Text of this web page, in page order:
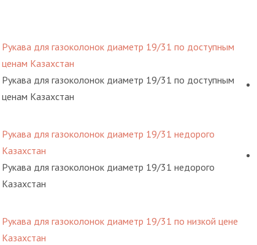
Рукава для газоколонок диаметр 19/31 по доступным
ценам Казахстан
Рукава для газоколонок диаметр 19/31 по доступным
ценам Казахстан
Рукава для газоколонок диаметр 19/31 недорого
Казахстан
Рукава для газоколонок диаметр 19/31 недорого
Казахстан
Рукава для газоколонок диаметр 19/31 по низкой цене
Казахстан